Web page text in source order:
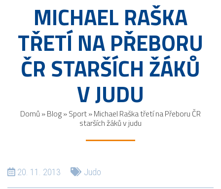
MICHAEL RAŠKA
TŘETÍ NA PŘEBORU
ČR STARŠÍCH ŽÁKŮ
V JUDU
Domů »Blog»Sport»Michael Raška třetí na Přeboru ČR
starších žáků v judu
20. 11. 2013 Judo